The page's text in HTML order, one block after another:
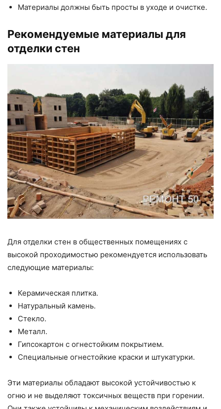
Материалы должны быть просты в уходе и очистке.
Рекомендуемые материалы для
отделки стен
Для отделки стен в общественных помещениях с
высокой проходимостью рекомендуется использовать
следующие материалы:
Керамическая плитка.
Натуральный камень.
Стекло.
Металл.
Гипсокартон с огнестойким покрытием.
Специальные огнестойкие краски и штукатурки.
Эти материалы обладают высокой устойчивостью к
огню и не выделяют токсичных веществ при горении.